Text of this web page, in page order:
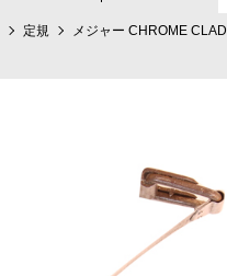
定規 メジャー CHROME CLAD